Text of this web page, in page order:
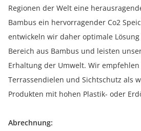
Regionen der Welt eine
Bambus ein hervorragender Co2
entwickeln wir daher optimale
Bereich aus Bambus und leisten
Erhaltung der Umwelt. Wir
Terrassendielen und Sichtschutz als
Produkten mit hohen Plastik- oder
Abrechnung: